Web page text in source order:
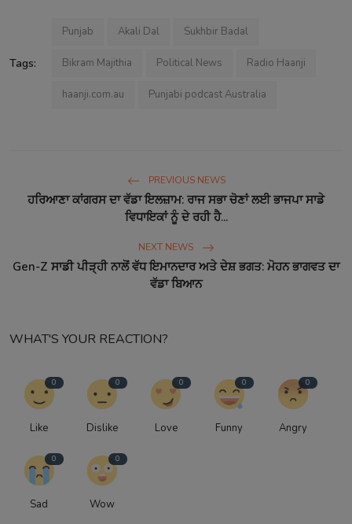
Tags:
Punjab Akali Dal Sukhbir Badal
Bikram Majithia Political News Radio Haanji
haanji.com.au Punjabi podcast Australia
PREVIOUS NEWS
ਹਰਿਆਣਾ ਕਾਂਗਰਸ ਦਾ ਵੱਡਾ ਇਲਜ਼ਾਮ: ਰਾਜ ਸਭਾ ਚੋਣਾਂ ਲਈ ਭਾਜਪਾ ਸਾਡੇ
ਵਿਧਾਇਕਾਂ ਨੂੰ ਦੇ ਰਹੀ ਹੈ...
NEXT NEWS
Gen-Z ਸਾਡੀ ਪੀੜ੍ਹੀ ਨਾਲੋਂ ਵੱਧ ਇਮਾਨਦਾਰ ਅਤੇ ਦੇਸ਼ ਭਗਤ: ਮੋਹਨ ਭਾਗਵਤ ਦਾ
ਵੱਡਾ ਬਿਆਨ
WHAT'S YOUR REACTION?
0
Like
0
Dislike
0
Love
0
Funny
0
Angry
0
Sad
0
Wow